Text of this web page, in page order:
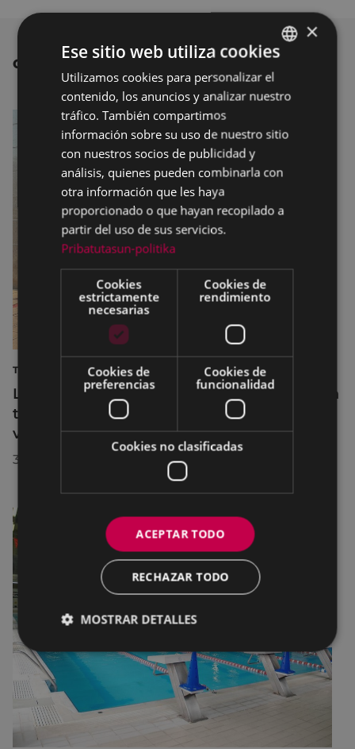
OTRAS NOTICIAS
TURISMO
La diputada Azahara Domínguez destaca la
transformación turística de Eibar en su
visita a la localidad
30/07/2026
BASQUE
SPANISH
×
Ese sitio web utiliza cookies
Utilizamos cookies para personalizar el
contenido, los anuncios y analizar nuestro
tráfico. También compartimos
información sobre su uso de nuestro sitio
con nuestros socios de publicidad y
análisis, quienes pueden combinarla con
otra información que les haya
proporcionado o que hayan recopilado a
partir del uso de sus servicios.
Pribatutasun-politika
Cookies
estrictamente
necesarias
Cookies de
rendimiento
Cookies de
preferencias
Cookies de
funcionalidad
Cookies no clasificadas
ACEPTAR TODO
RECHAZAR TODO
MOSTRAR DETALLES